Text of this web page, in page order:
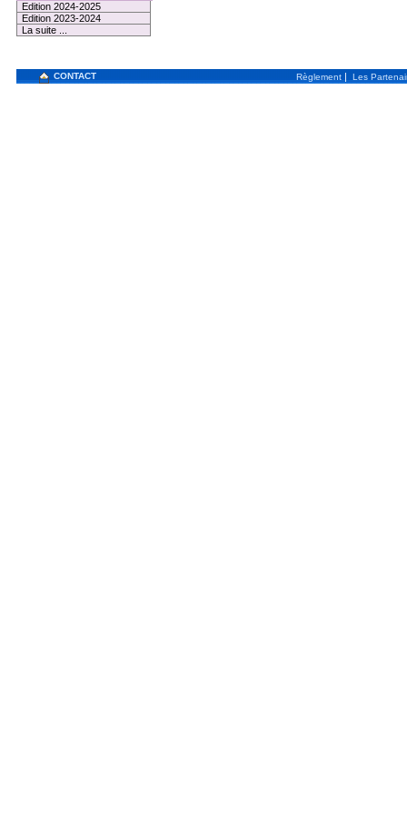
Edition 2024-2025
Edition 2023-2024
La suite ...
CONTACT Règlement | Les